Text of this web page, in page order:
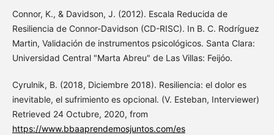
Connor, K., & Davidson, J. (2012). Escala Reducida de
Resiliencia de Connor-Davidson (CD-RISC). In B. C. Rodríguez
Martin, Validación de instrumentos psicológicos. Santa Clara:
Universidad Central "Marta Abreu" de Las Villas: Feijóo.
Cyrulnik, B. (2018, Diciembre 2018). Resiliencia: el dolor es
inevitable, el sufrimiento es opcional. (V. Esteban, Interviewer)
Retrieved 24 Octubre, 2020, from
https://www.bbaaprendemosjuntos.com/es